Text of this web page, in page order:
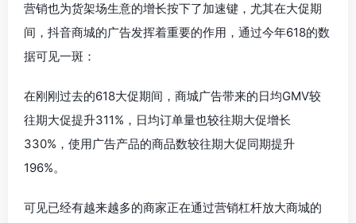
营销也为货架场生意的增长按下了加速键，尤其在大促期
间，抖音商城的广告发挥着重要的作用，通过今年618的数
据可见一斑：
在刚刚过去的618大促期间，商城广告带来的日均GMV较
往期大促提升311%，日均订单量也较往期大促增长
330%，使用广告产品的商品数较往期大促同期提升
196%。
可见已经有越来越多的商家正在通过营销杠杆放大商城的